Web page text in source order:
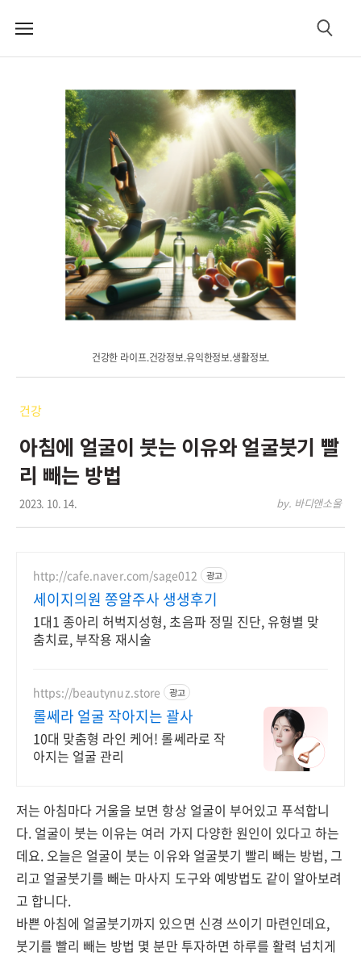
메
검
건강한 라이프.건강정보.유익한정보.생활정보.
건강
아침에 얼굴이 붓는 이유와 얼굴붓기 빨
리 빼는 방법
2023. 10. 14. by. 바디앤소울
http://cafe.naver.com/sage012 광고
세이지의원 쫑알주사 생생후기
1대1 종아리 허벅지성형, 초음파 정밀 진단, 유형별 맞
춤치료, 부작용 재시술
https://beautynuz.store 광고
롤쎄라 얼굴 작아지는 괄사
10대 맞춤형 라인 케어! 롤쎄라로 작
아지는 얼굴 관리
저는 아침마다 거울을 보면 항상 얼굴이 부어있고 푸석합니
다. 얼굴이 붓는 이유는 여러 가지 다양한 원인이 있다고 하는
데요. 오늘은 얼굴이 붓는 이유와 얼굴붓기 빨리 빼는 방법, 그
리고 얼굴붓기를 빼는 마사지 도구와 예방법도 같이 알아보려
고 합니다.
바쁜 아침에 얼굴붓기까지 있으면 신경 쓰이기 마련인데요,
붓기를 빨리 빼는 방법 몇 분만 투자하면 하루를 활력 넘치게